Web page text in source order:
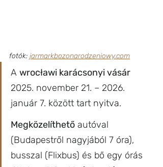
fotók: jarmarkbozonarodzeniowy.com
A wrocławi karácsonyi vásár
2025. november 21. – 2026.
január 7. között tart nyitva.
Megközelíthető autóval
(Budapestről nagyjából 7 óra),
busszal (Flixbus) és bő egy órás